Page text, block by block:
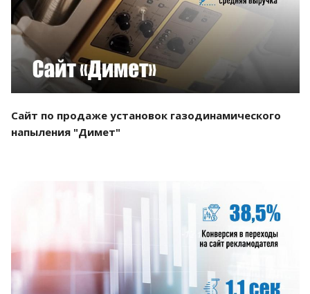
Сайт по продаже установок газодинамического
напыления "Димет"